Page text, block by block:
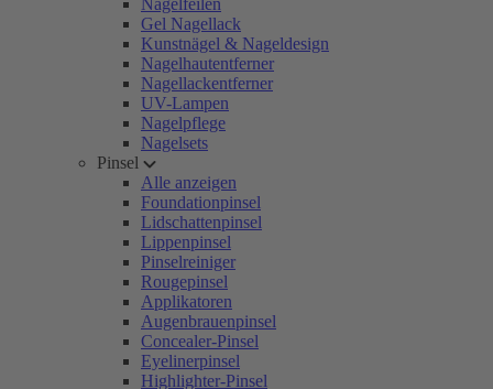
Nagelfeilen
Gel Nagellack
Kunstnägel & Nageldesign
Nagelhautentferner
Nagellackentferner
UV-Lampen
Nagelpflege
Nagelsets
Pinsel
Alle anzeigen
Foundationpinsel
Lidschattenpinsel
Lippenpinsel
Pinselreiniger
Rougepinsel
Applikatoren
Augenbrauenpinsel
Concealer-Pinsel
Eyelinerpinsel
Highlighter-Pinsel